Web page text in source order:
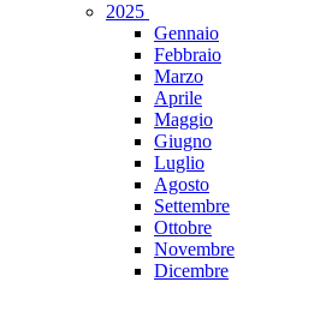
2025
Gennaio
Febbraio
Marzo
Aprile
Maggio
Giugno
Luglio
Agosto
Settembre
Ottobre
Novembre
Dicembre